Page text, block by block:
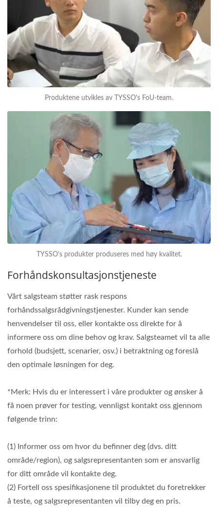
Produktene utvikles av TYSSO's FoU-team.
TYSSO's produkter produseres med høy kvalitet.
Forhåndskonsultasjonstjeneste
Vårt salgsteam støtter rask respons
forhåndssalgsrådgivningstjenester. Kunder kan sende
henvendelser til oss, eller kontakte oss direkte for å
informere oss om dine behov og krav. Salgsteamet vil ta alle
forhold (budsjett, scenarier, osv.) i betraktning og foreslå
den optimale løsningen for deg.
*Merk: Hvis du er interessert i våre produkter og ønsker å
få noen prøver for testing, vennligst kontakt oss gjennom
følgende trinn:
(1) Informer oss om hvor du befinner deg (dvs. ditt
område/region), og salgsrepresentanten som er ansvarlig
for ditt område vil kontakte deg.
(2) Fortell oss spesifikasjonene til produktet du foretrekker
å teste, og salgsrepresentanten vil tilby deg en pris.